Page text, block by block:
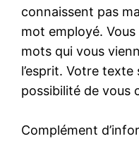
connaissent pas
mot employé.
mots qui vous
l’esprit. Votre texte
possibilité de vous
Complément